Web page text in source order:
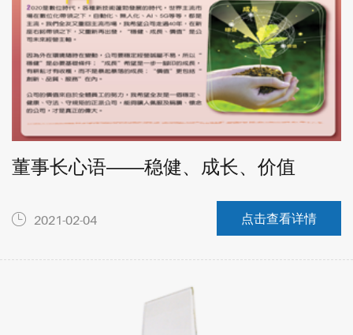
董事长心语——稳健、成长、价值
2021-02-04 点击查看详情